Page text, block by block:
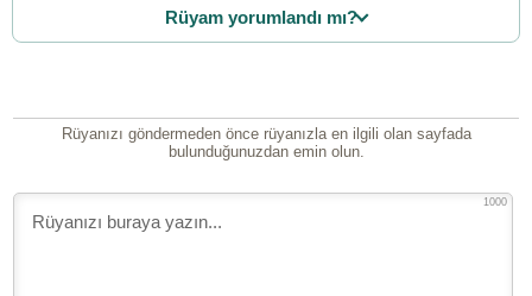
Rüyam yorumlandı mı?
Rüyanızı göndermeden önce rüyanızla en ilgili olan sayfada
bulunduğunuzdan emin olun.
1000